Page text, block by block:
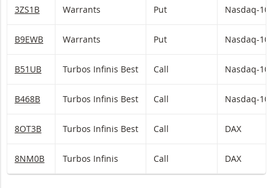
3ZS1B Warrants Put Nasdaq-
B9EWB Warrants Put Nasdaq-
B51UB Turbos Infinis Best Call Nasdaq-
B468B Turbos Infinis Best Call Nasdaq-
8OT3B Turbos Infinis Best Call DAX
8NM0B Turbos Infinis Call DAX